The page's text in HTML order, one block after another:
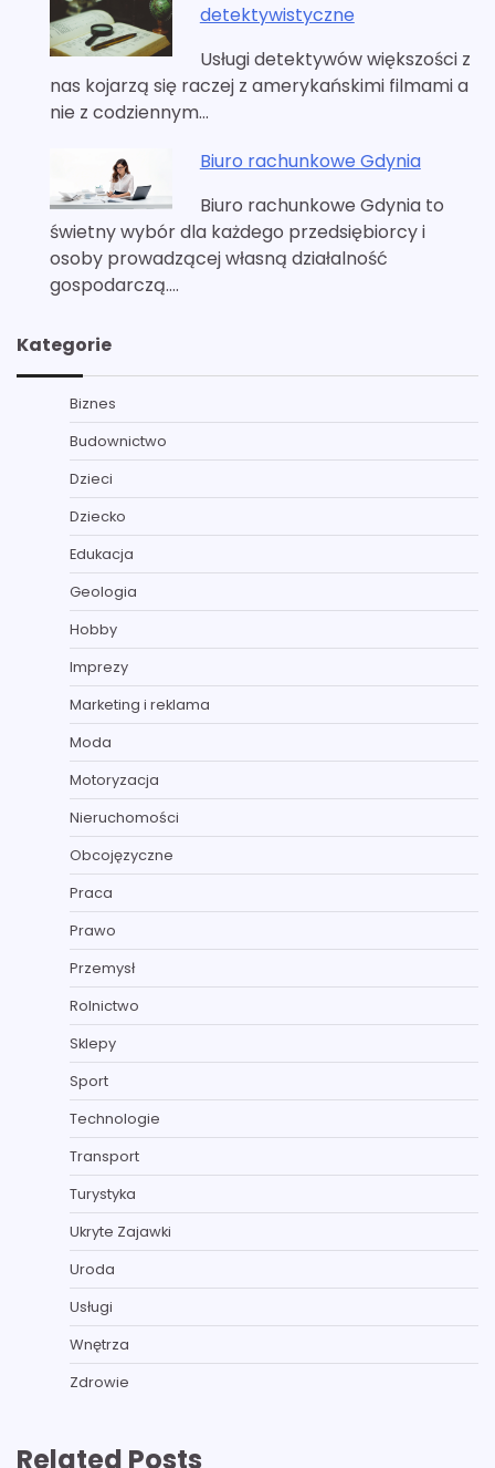
detektywistyczne
Usługi detektywów większości z
nas kojarzą się raczej z amerykańskimi filmami a
nie z codziennym…
Biuro rachunkowe Gdynia
Biuro rachunkowe Gdynia to
świetny wybór dla każdego przedsiębiorcy i
osoby prowadzącej własną działalność
gospodarczą.…
Kategorie
Biznes
Budownictwo
Dzieci
Dziecko
Edukacja
Geologia
Hobby
Imprezy
Marketing i reklama
Moda
Motoryzacja
Nieruchomości
Obcojęzyczne
Praca
Prawo
Przemysł
Rolnictwo
Sklepy
Sport
Technologie
Transport
Turystyka
Ukryte Zajawki
Uroda
Usługi
Wnętrza
Zdrowie
Related Posts